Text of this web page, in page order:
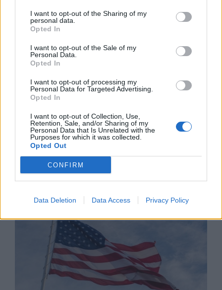
I want to opt-out of the Sharing of my
personal data.
Opted In
I want to opt-out of the Sale of my
Personal Data.
Opted In
I want to opt-out of processing my
Personal Data for Targeted Advertising.
Opted In
I want to opt-out of Collection, Use,
Retention, Sale, and/or Sharing of my
Personal Data that Is Unrelated with the
Purposes for which it was collected.
Opted Out
CONFIRM
Data Deletion Data Access Privacy Policy
Хирошима призова за мир и
недопускане на нова ядрена трагедия
07.08.2026 / 14:00